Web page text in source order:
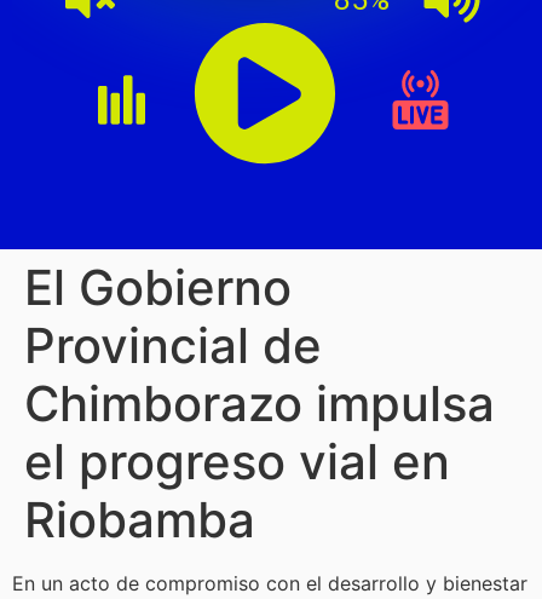
El Gobierno
Provincial de
Chimborazo impulsa
el progreso vial en
Riobamba
En un acto de compromiso con el desarrollo y bienestar